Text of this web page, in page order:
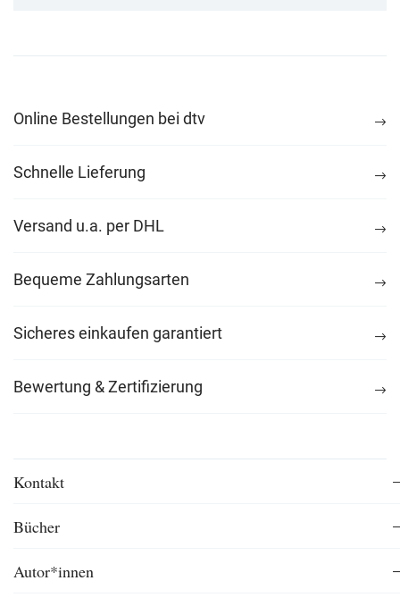
Online Bestellungen bei dtv
Schnelle Lieferung
Versand u.a. per DHL
Bequeme Zahlungsarten
Sicheres einkaufen garantiert
Bewertung & Zertifizierung
Kontakt
Bücher
Autor*innen